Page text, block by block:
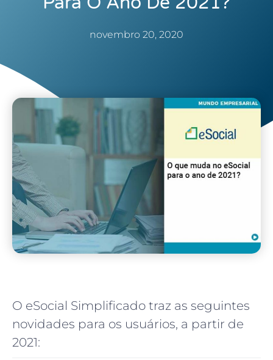
novembro 20, 2020
O eSocial Simplificado traz as seguintes
novidades para os usuários, a partir de
2021: